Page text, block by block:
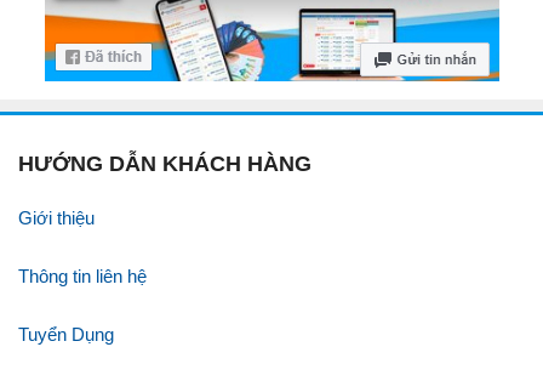
HƯỚNG DẪN KHÁCH HÀNG
Giới thiệu
Thông tin liên hệ
Tuyển Dụng